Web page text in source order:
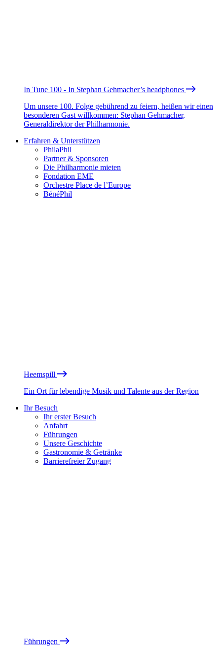
In Tune 100 - In Stephan Gehmacher’s headphones
Um unsere 100. Folge gebührend zu feiern, heißen wir einen
besonderen Gast willkommen: Stephan Gehmacher,
Generaldirektor der Philharmonie.
Erfahren & Unterstützen
PhilaPhil
Partner & Sponsoren
Die Philharmonie mieten
Fondation EME
Orchestre Place de l’Europe
BénéPhil
Heemspill
Ein Ort für lebendige Musik und Talente aus der Region
Ihr Besuch
Ihr erster Besuch
Anfahrt
Führungen
Unsere Geschichte
Gastronomie & Getränke
Barrierefreier Zugang
Führungen